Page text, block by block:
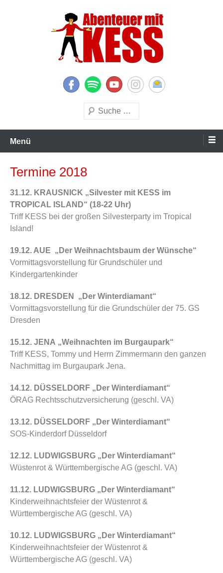
Abenteuer mit KESS
Suchen
Menü
Termine 2018
31.12. KRAUSNICK „Silvester mit KESS im
TROPICAL ISLAND“ (18-22 Uhr)
Triff KESS bei der großen Silvesterparty im Tropical
Island!
19.12. AUE „Der Weihnachtsbaum der Wünsche“
Vormittagsvorstellung für Grundschüler und
Kindergartenkinder
18.12. DRESDEN „Der Winterdiamant“
Vormittagsvorstellung für die Grundschüler der 75. GS
Dresden
15.12. JENA „Weihnachten im Burgaupark“
Triff KESS, Tommy und Herrn Zimmermann den ganzen
Nachmittag im Burgaupark Jena.
14.12. DÜSSELDORF „Der Winterdiamant“
ÖRAG Rechtsschutzversicherung (geschl. VA)
13.12. DÜSSELDORF „Der Winterdiamant“
SOS-Kinderdorf Düsseldorf
12.12. LUDWIGSBURG „Der Winterdiamant“
Wüstenrot & Württembergische AG (geschl. VA)
11.12. LUDWIGSBURG „Der Winterdiamant“
Kinderweihnachtsfeier der Wüstenrot &
Württembergische AG (geschl. VA)
10.12. LUDWIGSBURG „Der Winterdiamant“
Kinderweihnachtsfeier der Wüstenrot &
Württembergische AG (geschl. VA)